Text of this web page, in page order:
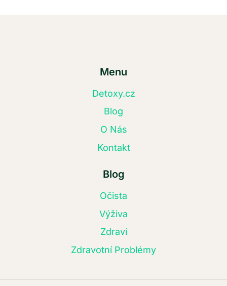
Menu
Detoxy.cz
Blog
O Nás
Kontakt
Blog
Očista
Výživa
Zdraví
Zdravotní Problémy